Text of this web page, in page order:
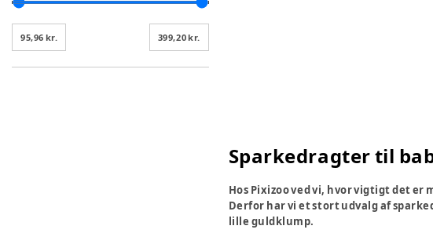
95,96 kr. 399,20 kr.
Sparkedragter til
Hos Pixizoo ved vi, hvor vigtigt det
Derfor har vi et stort udvalg af
lille guldklump.